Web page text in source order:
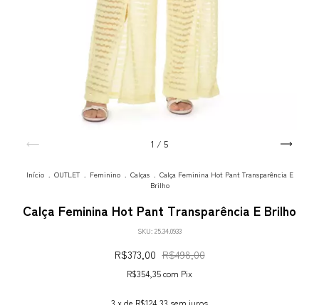
1 / 5
Início OUTLET Feminino Calças
Calça Feminina Hot Pant Transparência E
Brilho
Calça Feminina Hot Pant Transparência E Brilho
SKU: 25.34.0933
R$373,00 R$498,00
R$354,35com Pix
3 x de R$124,33 sem juros